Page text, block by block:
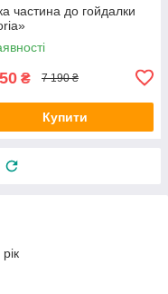
частина до гойдалки
₴ 7 190 ₴
Купити